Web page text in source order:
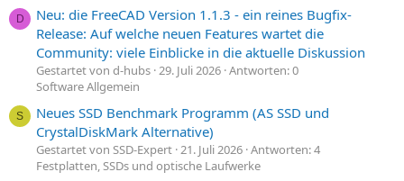
D
Neu: die FreeCAD Version 1.1.3 - ein reines Bugfix-
Release: Auf welche neuen Features wartet die
Community: viele Einblicke in die aktuelle Diskussion
Gestartet von d-hubs 29. Juli 2026 Antworten: 0
Software Allgemein
S
Neues SSD Benchmark Programm (AS SSD und
CrystalDiskMark Alternative)
Gestartet von SSD-Expert 21. Juli 2026 Antworten: 4
Festplatten, SSDs und optische Laufwerke